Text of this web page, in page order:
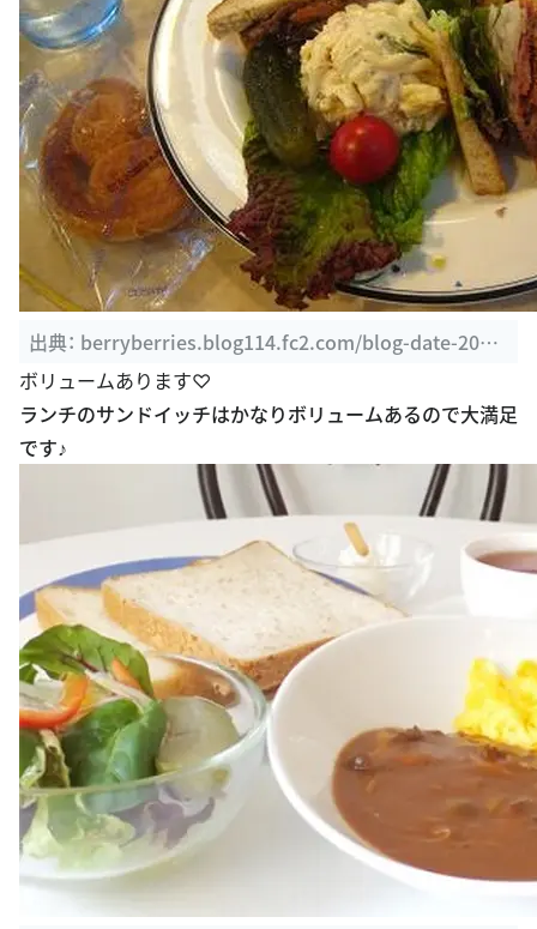
出典： berryberries.blog114.fc2.com/blog-date-2008
05.html
ボリュームあります♡
ランチのサンドイッチはかなりボリュームあるので大満足
です♪